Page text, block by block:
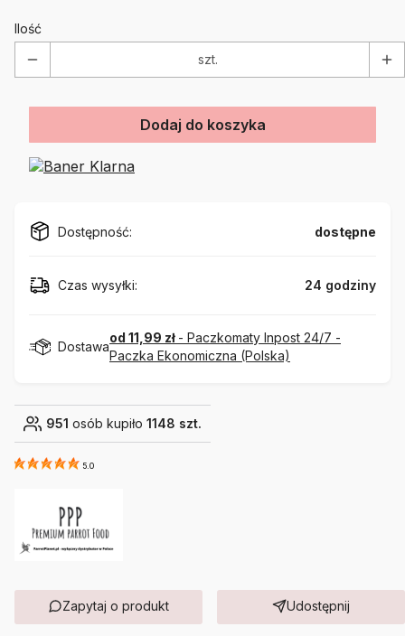
Ilość
szt.
Dodaj do koszyka
Dostępność: dostępne
Czas wysyłki: 24 godziny
Dostawa
od 11,99 zł - Paczkomaty Inpost 24/7 -
Paczka Ekonomiczna (Polska)
951 osób kupiło 1148 szt.
5.0
Zapytaj o produkt Udostępnij